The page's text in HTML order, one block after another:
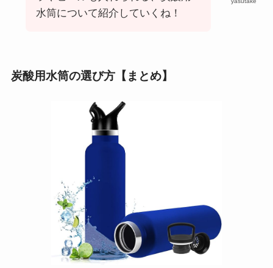
水筒について紹介していくね！
炭酸用水筒の選び方【まとめ】